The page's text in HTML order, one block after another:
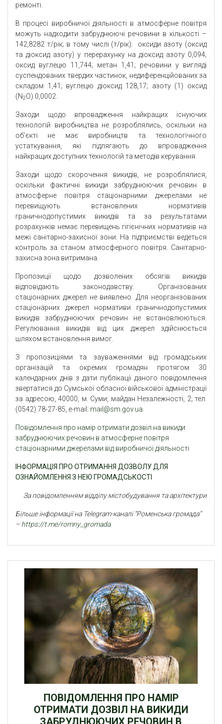
ремонті.
В процесі виробничої діяльності в атмосферне повітря
можуть надходити забруднюючі речовини в кількості –
142,8282 т/рік; в тому числі (т/рік): оксиди азоту (оксид
та діоксид азоту) у перерахунку на діоксид азоту 0,094;
оксид вуглецю 11,744; метан 1,41; речовини у вигляді
суспендованих твердих частинок, недиференційованих за
складом 1,41; вуглецю діоксид 128,17; азоту (1) оксид
(N2O) 0,0002.
Заходи щодо впровадження найкращих існуючих
технологій виробництва не розроблялись, оскільки на
об’єкті не має виробництв та технологічного
устаткування, які підлягають до впровадження
найкращих доступних технологій та методів керування.
Заходи щодо скорочення викидів, не розроблялися,
оскільки фактичні викиди забруднюючих речовин в
атмосферне повітря стаціонарними джерелами не
перевищують встановлених нормативів
граничнодопустимих викидів та за результатами
розрахунків немає перевищень гігієнічних нормативів на
межі санітарно-захисної зони. На підприємстві ведеться
контроль за станом атмосферного повітря. Санітарно-
захисна зона витримана.
Пропозиції щодо дозволених обсягів викидів
відповідають законодавству. Організованих
стаціонарних джерел не виявлено. Для неорганізованих
стаціонарних джерел нормативи граничнодопустимих
викидів забруднюючих речовин не встановлюються.
Регулювання викидів від цих джерел здійснюється
шляхом встановлення вимог.
З пропозиціями та зауваженнями від громадських
організацій та окремих громадян протягом 30
календарних днів з дати публікації даного повідомлення
звертатися до Сумської обласної військової адміністрації
за адресою, 40000, м. Суми, майдан Незалежності, 2; тел.
(0542) 78-27-85, e-mail: mail@sm.gov.ua
Повідомлення про намір отримати дозвіл на викиди
забруднюючих речовин в атмосферне повітря
стаціонарними джерелами від виробничої діяльності
ІНФОРМАЦІЯ ПРО ОТРИМАННЯ ДОЗВОЛУ ДЛЯ
ОЗНАЙОМЛЕННЯ З НЕЮ ГРОМАДСЬКОСТІ
За повідомленням відділу містобудування та архітектури
Більше інформації на Telegram-каналі “Роменська громада”
– https://t.me/romny_gromada
ПОВІДОМЛЕННЯ ПРО НАМІР
ОТРИМАТИ ДОЗВІЛ НА ВИКИДИ
ЗАБРУДНЮЮЧИХ РЕЧОВИН В